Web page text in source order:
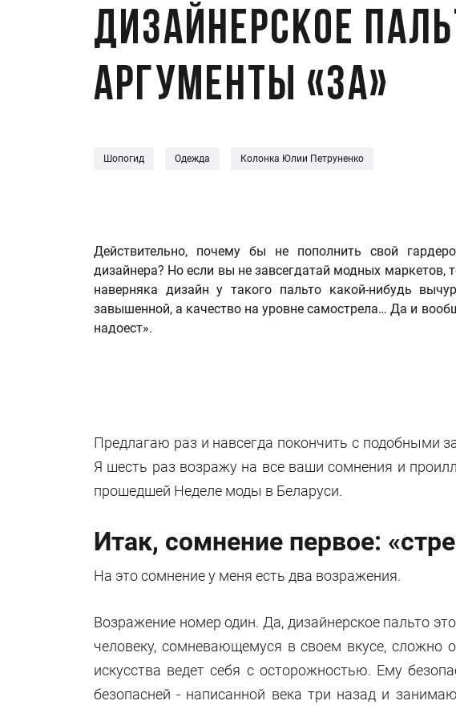
дизайнерское
аргументы «за»
Шопогид Одежда Колонка Юлии Петруненко
Действительно, почему бы не пополнить свой
дизайнера? Но если вы не завсегдатай модных маркетов,
наверняка дизайн у такого пальто какой-нибудь
завышенной, а качество на уровне самострела… Да и
надоест».
Предлагаю раз и навсегда покончить с подобными
Я шесть раз возражу на все ваши сомнения и
прошедшей Неделе моды в Беларуси.
Итак, сомнение первое:
На это сомнение у меня есть два возражения.
Возражение номер один. Да, дизайнерское пальто
человеку, сомневающемуся в своем вкусе, сложно
искусства ведет себя с осторожностью. Ему
безопасней - написанной века три назад и